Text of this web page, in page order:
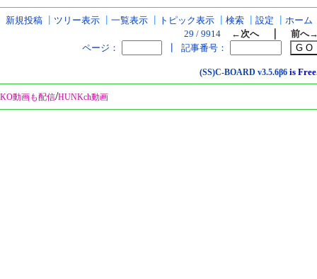
新規投稿 ツリー表示 一覧表示 トピック表示 検索 設定
ホーム
29 / 9914
←次へ｜ 前へ
ページ：
記事番号：
(SS)C-BOARD v3.5.6β6 is
KO動画も配信/HUNKch動画